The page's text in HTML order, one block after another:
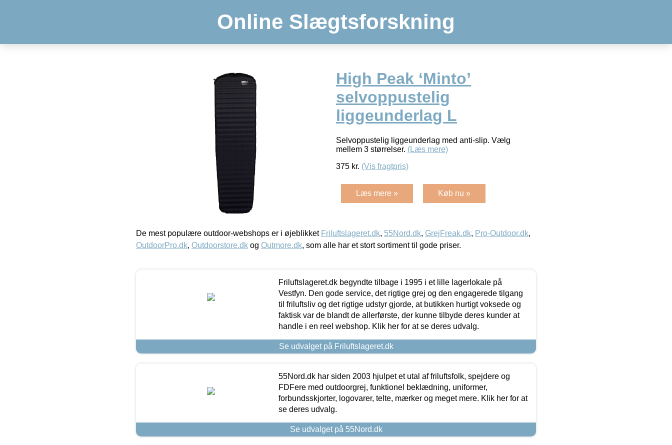
Online Slægtsforskning
High Peak ‘Minto’
selvoppustelig
liggeunderlag L
Selvoppustelig liggeunderlag med anti-slip. Vælg
mellem 3 størrelser. (Læs mere)
375 kr. (Vis fragtpris)
Læs mere » Køb nu »
De mest populære outdoor-webshops er i øjeblikket Friluftslageret.dk, 55Nord.dk, GrejFreak.dk, Pro-Outdoor.dk,
OutdoorPro.dk, Outdoorstore.dk og Outmore.dk, som alle har et stort sortiment til gode priser.
Friluftslageret.dk begyndte tilbage i 1995 i et lille lagerlokale på
Vestfyn. Den gode service, det rigtige grej og den engagerede tilgang
til friluftsliv og det rigtige udstyr gjorde, at butikken hurtigt voksede og
faktisk var de blandt de allerførste, der kunne tilbyde deres kunder at
handle i en reel webshop. Klik her for at se deres udvalg.
Se udvalget på Friluftslageret.dk
55Nord.dk har siden 2003 hjulpet et utal af friluftsfolk, spejdere og
FDFere med outdoorgrej, funktionel beklædning, uniformer,
forbundsskjorter, logovarer, telte, mærker og meget mere. Klik her for at
se deres udvalg.
Se udvalget på 55Nord.dk